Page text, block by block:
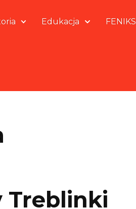
Edukacja FENIKS
Treblinki